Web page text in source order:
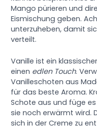
Mango pürieren und
Eismischung geben.
unterzuheben, damit
verteilt.
Vanille ist ein
einen edlen Touch.
Vanilleschoten aus
für das beste Aroma.
Schote aus und füge
sie noch erwärmt wird.
sich in der Creme zu